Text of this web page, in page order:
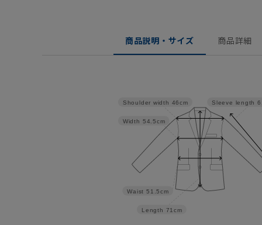
商品説明・サイズ 商品詳細
Sleeve length
Length 71cm
Waist 51.5cm
Width 54.5cm
Shoulder width 46cm